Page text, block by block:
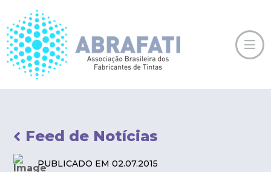
Feed de Notícias
PUBLICADO EM 02.07.2015